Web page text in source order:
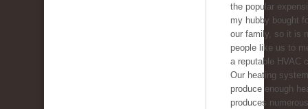
the popular
my hubby bought
our family, so it is
people like us to
a reputable HVAC
Our heating
produce enough
produces